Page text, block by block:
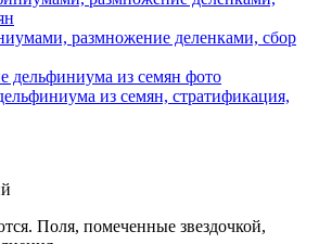
размножение деленками, сбор
из семян, стратификация,
Поля, помеченные звездочкой,